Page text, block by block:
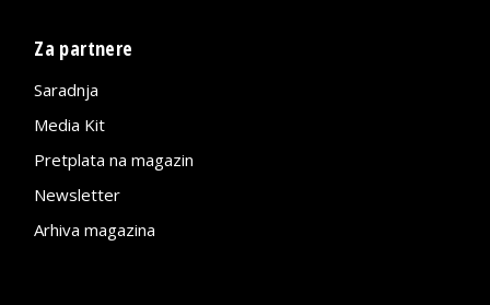
Za partnere
Saradnja
Media Kit
Pretplata na magazin
Newsletter
Arhiva magazina